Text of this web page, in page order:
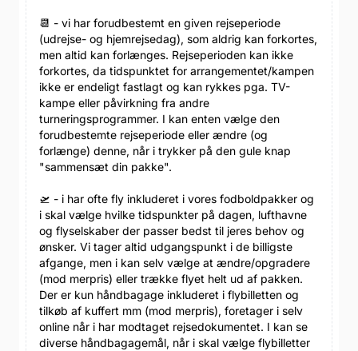
📆 - vi har forudbestemt en given rejseperiode
(udrejse- og hjemrejsedag), som aldrig kan forkortes,
men altid kan forlænges. Rejseperioden kan ikke
forkortes, da tidspunktet for arrangementet/kampen
ikke er endeligt fastlagt og kan rykkes pga. TV-
kampe eller påvirkning fra andre
turneringsprogrammer. I kan enten vælge den
forudbestemte rejseperiode eller ændre (og
forlænge) denne, når i trykker på den gule knap
"sammensæt din pakke".
🛫 - i har ofte fly inkluderet i vores fodboldpakker og
i skal vælge hvilke tidspunkter på dagen, lufthavne
og flyselskaber der passer bedst til jeres behov og
ønsker. Vi tager altid udgangspunkt i de billigste
afgange, men i kan selv vælge at ændre/opgradere
(mod merpris) eller trække flyet helt ud af pakken.
Der er kun håndbagage inkluderet i flybilletten og
tilkøb af kuffert mm (mod merpris), foretager i selv
online når i har modtaget rejsedokumentet. I kan se
diverse håndbagagemål, når i skal vælge flybilletter